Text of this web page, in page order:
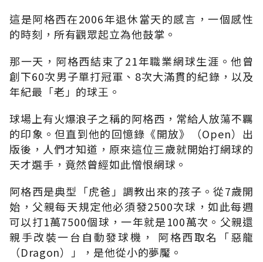
這是阿格西在2006年退休當天的感言，一個感性
的時刻，所有觀眾起立為他鼓掌。
那一天，阿格西結束了21年職業網球生涯。他曾
創下60次男子單打冠軍、8次大滿貫的紀錄，以及
年紀最「老」的球王。
球場上有火爆浪子之稱的阿格西，常給人放蕩不羈
的印象。但直到他的回憶錄《開放》（Open）出
版後，人們才知道，原來這位三歲就開始打網球的
天才選手，竟然曾經如此憎恨網球。
阿格西是典型「虎爸」調教出來的孩子。從7歲開
始，父親每天規定他必須發2500次球，如此每週
可以打1萬7500個球，一年就是100萬次。父親還
親手改裝一台自動發球機， 阿格西取名「惡龍
（Dragon）」，是他從小的夢魘。